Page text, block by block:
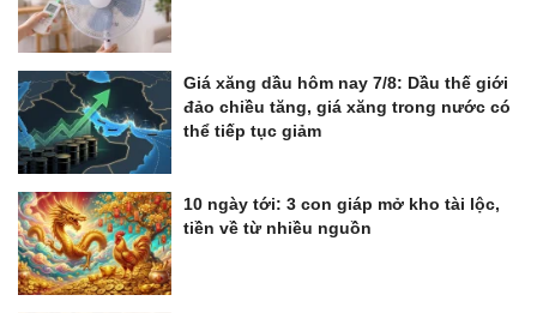
Giá xăng dầu hôm nay 7/8: Dầu thế giới
đảo chiều tăng, giá xăng trong nước có
thể tiếp tục giảm
10 ngày tới: 3 con giáp mở kho tài lộc,
tiền về từ nhiều nguồn